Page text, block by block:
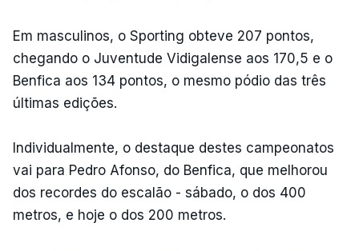
Em masculinos, o Sporting obteve 207 pontos,
chegando o Juventude Vidigalense aos 170,5 e o
Benfica aos 134 pontos, o mesmo pódio das três
últimas edições.
Individualmente, o destaque destes campeonatos
vai para Pedro Afonso, do Benfica, que melhorou
dos recordes do escalão - sábado, o dos 400
metros, e hoje o dos 200 metros.